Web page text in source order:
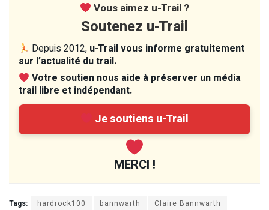
Vous aimez u-Trail ?
Soutenez u-Trail
Depuis 2012, u-Trail vous informe gratuitement
sur l’actualité du trail.
Votre soutien nous aide à préserver un média
trail libre et indépendant.
Je soutiens u-Trail
MERCI !
Tags: hardrock100 bannwarth Claire Bannwarth